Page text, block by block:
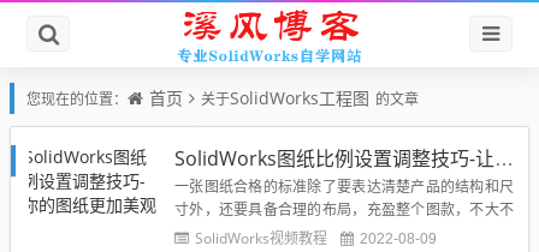
您现在的位置： 首页 关于SolidWorks工程图 的文章
SolidWorks图纸比例设置调整技巧-让你的图纸更加美观
一张图纸合格的标准除了要表达清楚产品的结构和尺
寸外，还要具备合理的布局，充盈整个图款，不大不
小，给人舒服的感觉，那么我们在用SolidWorks进行
SolidWorks视频教程 2022-08-09